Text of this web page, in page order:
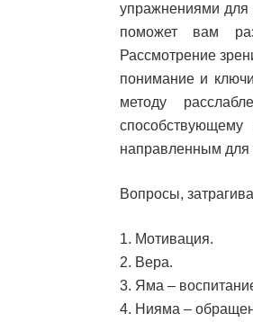
упражнениями для
поможет вам
Рассмотрение
понимание и
методу
направленным для
Вопросы,
1. Мотивация.
2. Вера.
3. Яма –
4. Нияма –